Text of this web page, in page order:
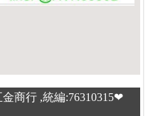
商行 ,統編:76310315❤